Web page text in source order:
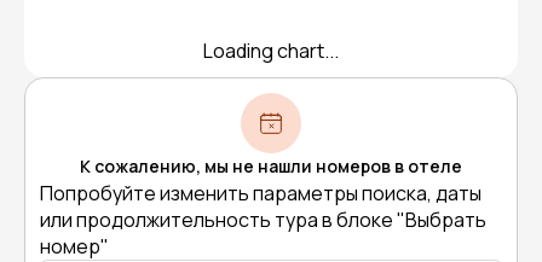
Loading chart...
К сожалению, мы не нашли номеров в отеле
Попробуйте изменить параметры поиска, даты
или продолжительность тура в блоке "Выбрать
номер"